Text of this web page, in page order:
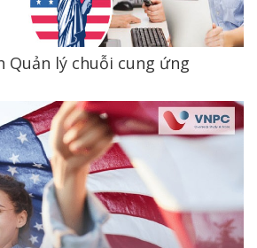
Quản lý chuỗi cung ứng